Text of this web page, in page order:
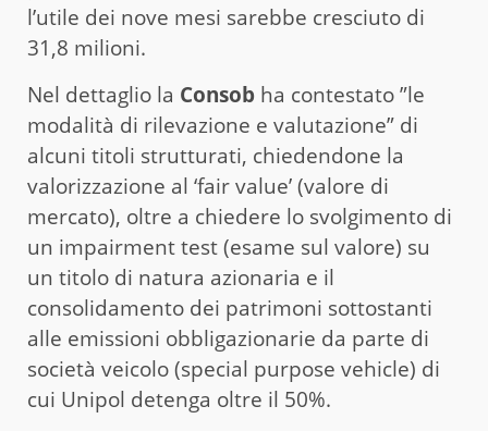
l’utile dei nove mesi sarebbe cresciuto di
31,8 milioni.
Nel dettaglio la Consob ha contestato ”le
modalità di rilevazione e valutazione” di
alcuni titoli strutturati, chiedendone la
valorizzazione al ‘fair value’ (valore di
mercato), oltre a chiedere lo svolgimento di
un impairment test (esame sul valore) su
un titolo di natura azionaria e il
consolidamento dei patrimoni sottostanti
alle emissioni obbligazionarie da parte di
società veicolo (special purpose vehicle) di
cui Unipol detenga oltre il 50%.